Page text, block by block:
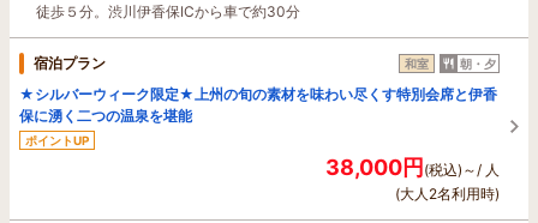
徒歩５分。渋川伊香保ICから車で約30分
宿泊プラン 和室 朝・夕
★シルバーウィーク限定★上州の旬の素材を味わい尽くす特別会席と伊香
保に湧く二つの温泉を堪能
ポイントUP
38,000円(税込)～/ 人
(大人2名利用時)